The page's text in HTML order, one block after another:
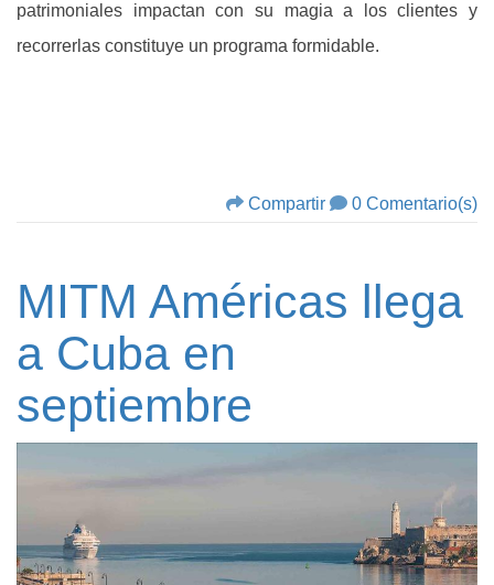
patrimoniales impactan con su magia a los clientes y
recorrerlas constituye un programa formidable.
Compartir 0 Comentario(s)
MITM Américas llega
a Cuba en
septiembre